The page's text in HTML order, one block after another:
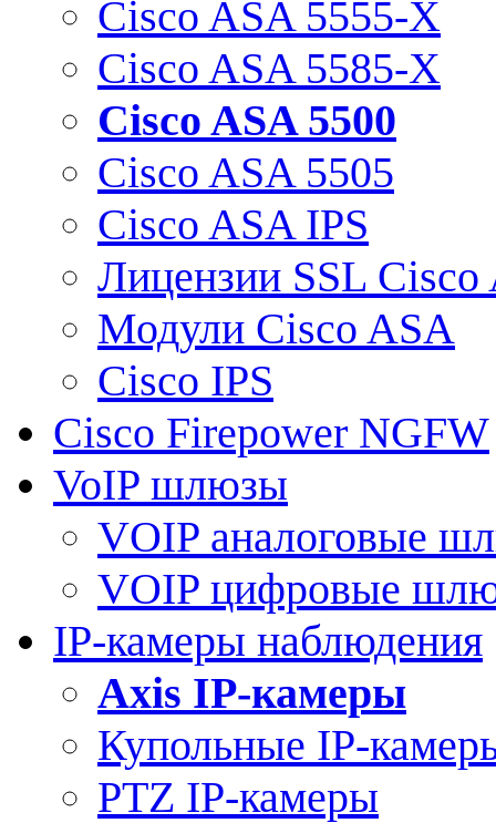
Cisco ASA 5555-X
Cisco ASA 5585-X
Cisco ASA 5500
Cisco ASA 5505
Cisco ASA IPS
Лицензии SSL Cisco
Модули Cisco ASA
Cisco IPS
Cisco Firepower NGFW
VoIP шлюзы
VOIP аналоговые
VOIP цифровые
IP-камеры наблюдения
Axis IP-камеры
Купольные IP-
PTZ IP-камеры